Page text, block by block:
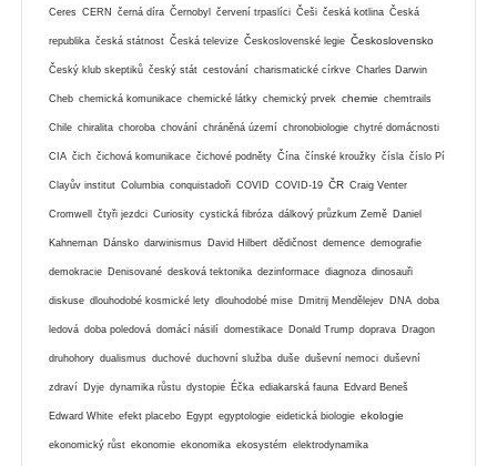
Ceres CERN černá díra Černobyl červení trpaslíci Češi česká kotlina Česká
republika česká státnost Česká televize Československé legie Československo
Český klub skeptiků český stát cestování charismatické církve Charles Darwin
Cheb chemická komunikace chemické látky chemický prvek chemie chemtrails
Chile chiralita choroba chování chráněná území chronobiologie chytré domácnosti
CIA čich čichová komunikace čichové podněty Čína čínské kroužky čísla číslo Pí
Clayův institut Columbia conquistadoři COVID COVID-19 ČR Craig Venter
Cromwell čtyři jezdci Curiosity cystická fibróza dálkový průzkum Země Daniel
Kahneman Dánsko darwinismus David Hilbert dědičnost demence demografie
demokracie Denisované desková tektonika dezinformace diagnoza dinosauři
diskuse dlouhodobé kosmické lety dlouhodobé mise Dmitrij Mendělejev DNA doba
ledová doba poledová domácí násilí domestikace Donald Trump doprava Dragon
druhohory dualismus duchové duchovní služba duše duševní nemoci duševní
zdraví Dyje dynamika růstu dystopie Éčka ediakarská fauna Edvard Beneš
Edward White efekt placebo Egypt egyptologie eidetická biologie ekologie
ekonomický růst ekonomie ekonomika ekosystém elektrodynamika